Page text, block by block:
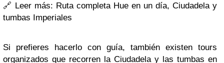
🔗 Leer más: Ruta completa Hue en un día, Ciudadela y
tumbas Imperiales
Si prefieres hacerlo con guía, también existen tours
organizados que recorren la Ciudadela y las tumbas en